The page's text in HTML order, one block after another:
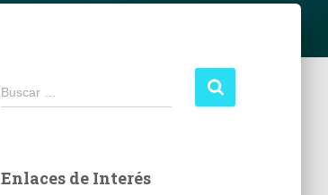
B
u
r
Buscar …
Enlaces de Interés